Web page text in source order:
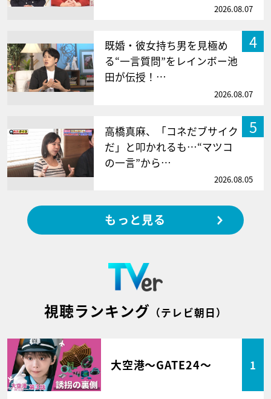
2026.08.07
4
既婚・彼女持ち男を見極め
る“一言質問”をレインボー池
田が伝授！…
2026.08.07
5
高橋真麻、「コネだブサイク
だ」と叩かれるも…“マツコ
の一言”から…
2026.08.05
もっと見る
視聴ランキング （テレビ朝日）
大空港～GATE24～ 1